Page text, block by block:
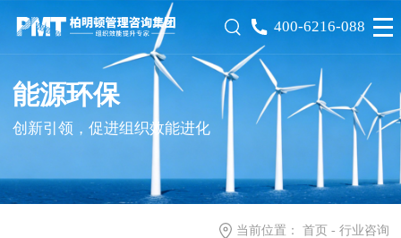
400-6216-088
能源环保
创新引领，促进组织效能进化
当前位置： 首页- 行业咨询